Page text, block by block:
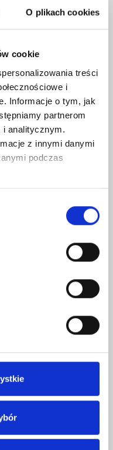
O plikach cookies
cookie
treści
i
Informacje o tym, jak
partnerom
i analitycznym.
z innymi danymi
podczas
3,3765kg